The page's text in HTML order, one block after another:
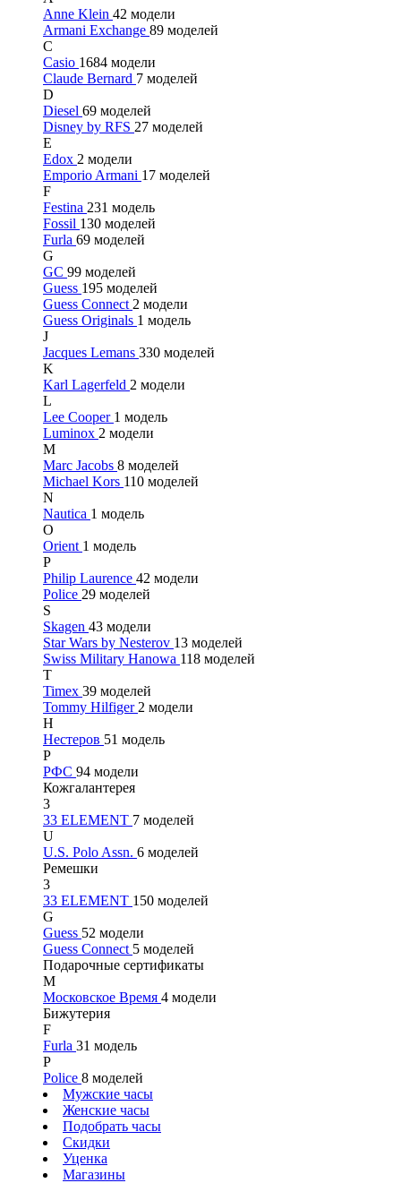
Anne Klein 42 модели
Armani Exchange 89 моделей
C
Casio 1684 модели
Claude Bernard 7 моделей
D
Diesel 69 моделей
Disney by RFS 27 моделей
E
Edox 2 модели
Emporio Armani 17 моделей
F
Festina 231 модель
Fossil 130 моделей
Furla 69 моделей
G
GC 99 моделей
Guess 195 моделей
Guess Connect 2 модели
Guess Originals 1 модель
J
Jacques Lemans 330 моделей
K
Karl Lagerfeld 2 модели
L
Lee Cooper 1 модель
Luminox 2 модели
M
Marc Jacobs 8 моделей
Michael Kors 110 моделей
N
Nautica 1 модель
O
Orient 1 модель
P
Philip Laurence 42 модели
Police 29 моделей
S
Skagen 43 модели
Star Wars by Nesterov 13 моделей
Swiss Military Hanowa 118 моделей
T
Timex 39 моделей
Tommy Hilfiger 2 модели
Н
Нестеров 51 модель
Р
РФС 94 модели
Кожгалантерея
3
33 ELEMENT 7 моделей
U
U.S. Polo Assn. 6 моделей
Ремешки
3
33 ELEMENT 150 моделей
G
Guess 52 модели
Guess Connect 5 моделей
Подарочные сертификаты
М
Московское Время 4 модели
Бижутерия
F
Furla 31 модель
P
Police 8 моделей
Мужские часы
Женские часы
Подобрать часы
Скидки
Уценка
Магазины